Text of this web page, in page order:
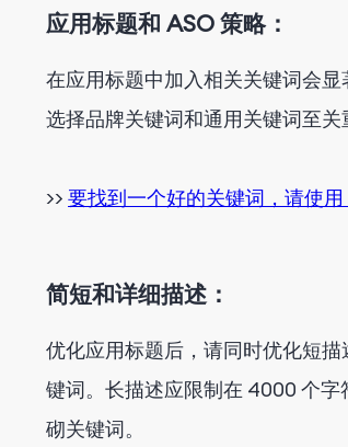
应用标题和 ASO 策略：
在应用标题中加入相关关键词会
选择品牌关键词和通用关键词至关
>> 要找到一个好的关键词，请使
简短和详细描述：
优化应用标题后，请同时优化短
键词。长描述应限制在 4000 个
砌关键词。